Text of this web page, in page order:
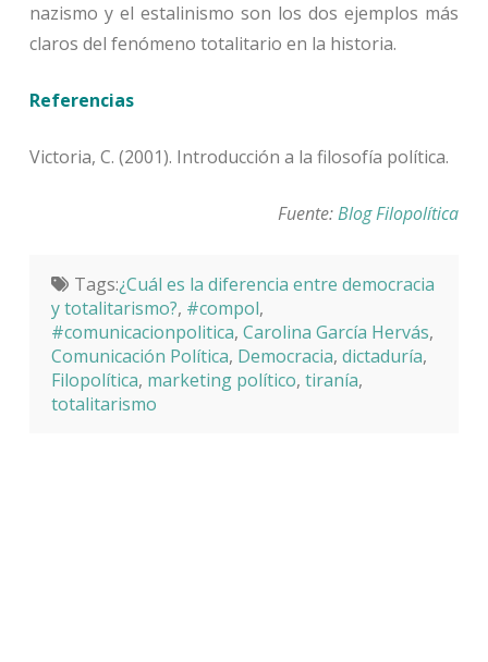
nazismo y el estalinismo son los dos ejemplos más
claros del fenómeno totalitario en la historia.
Referencias
Victoria, C. (2001). Introducción a la filosofía política.
Fuente:Blog Filopolítica
Tags:¿Cuál es la diferencia entre democracia
y totalitarismo?, #compol,
#comunicacionpolitica, Carolina García Hervás,
Comunicación Política, Democracia, dictaduría,
Filopolítica, marketing político, tiranía,
totalitarismo